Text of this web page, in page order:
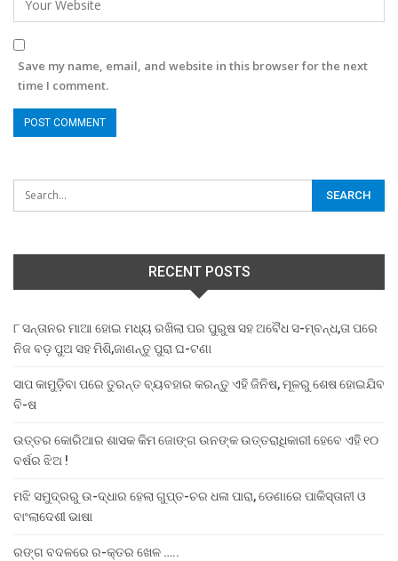
Save my name, email, and website in this browser for the next
time I comment.
RECENT POSTS
୮ ସନ୍ତାନର ମାଆ ହୋଇ ମଧ୍ୟ ରଖିଲା ପର ପୁରୁଷ ସହ ଅବୈଧ ସ-ମ୍ବନ୍ଧ,ତା ପରେ
ନିଜ ବଡ଼ ପୁଅ ସହ ମିଶି,ଜାଣନ୍ତୁ ପୁରା ଘ-ଟଣା
ସାପ କାମୁଡ଼ିବା ପରେ ତୁରନ୍ତ ବ୍ୟବହାର କରନ୍ତୁ ଏହି ଜିନିଷ, ମୂଳରୁ ଶେଷ ହୋଇଯିବ
ବି-ଷ
ଉତ୍ତର କୋରିଆର ଶାସକ କିମ ଜୋଙ୍ଗ ଉନଙ୍କ ଉତ୍ତରାଧିକାରୀ ହେବେ ଏହି ୧୦
ବର୍ଷର ଝିଅ !
ମଝି ସମୁଦ୍ରରୁ ଉ-ଦ୍ଧାର ହେଲା ଗୁପ୍ତ-ଚର ଧଳା ପାରା, ଡେଣାରେ ପାକିସ୍ତାନୀ ଓ
ବାଂଲାଦେଶୀ ଭାଷା
ରଙ୍ଗ ବଦଳରେ ର-କ୍ତର ଖେଳ …..